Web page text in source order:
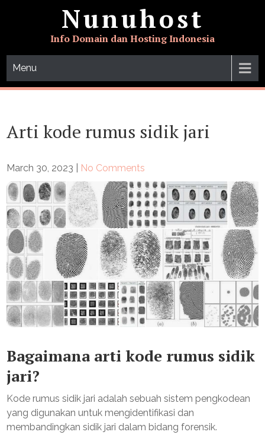
Nunuhost
Info Domain dan Hosting Indonesia
Menu
Arti kode rumus sidik jari
March 30, 2023 No Comments
Bagaimana arti kode rumus sidik
jari?
Kode rumus sidik jari adalah sebuah sistem pengkodean
yang digunakan untuk mengidentifikasi dan
membandingkan sidik jari dalam bidang forensik.